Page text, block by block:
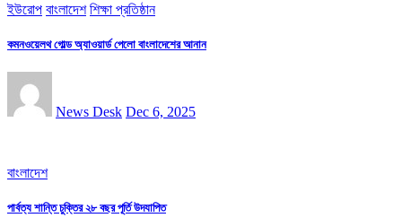
ইউরোপ বাংলাদেশ শিক্ষা প্রতিষ্ঠান
কমনওয়েলথ গোল্ড অ্যাওয়ার্ড পেলো বাংলাদেশের আনান
News Desk Dec 6, 2025
বাংলাদেশ
পার্বত্য শান্তি চুক্তির ২৮ বছর পূর্তি উদযাপিত